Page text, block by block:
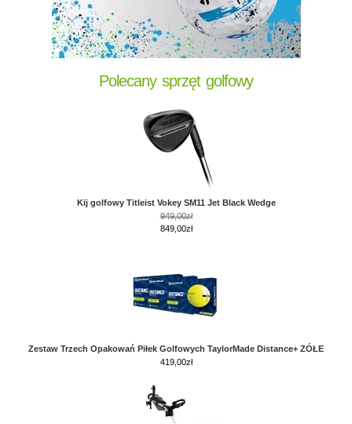
Polecany sprzęt golfowy
Kij golfowy Titleist Vokey SM11 Jet Black Wedge
949,00zł
849,00zł
Zestaw Trzech Opakowań Piłek Golfowych TaylorMade Distance+ ZÓŁE
419,00zł